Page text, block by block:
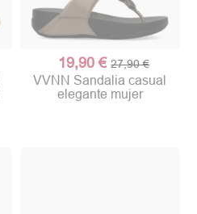
19,90 € 27,90 €
VVNN Sandalia casual
elegante mujer